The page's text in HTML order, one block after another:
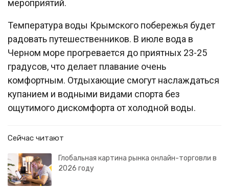
мероприятий.
Температура воды Крымского побережья будет
радовать путешественников. В июле вода в
Черном море прогревается до приятных 23-25
градусов, что делает плавание очень
комфортным. Отдыхающие смогут наслаждаться
купанием и водными видами спорта без
ощутимого дискомфорта от холодной воды.
Сейчас читают
Глобальная картина рынка онлайн-торговли в
2026 году